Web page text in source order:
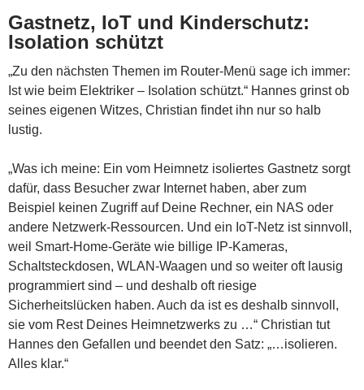
Gastnetz, IoT und Kinderschutz:
Isolation schützt
„Zu den nächsten Themen im Router-Menü sage ich immer:
Ist wie beim Elektriker – Isolation schützt.“ Hannes grinst ob
seines eigenen Witzes, Christian findet ihn nur so halb
lustig.
„Was ich meine: Ein vom Heimnetz isoliertes Gastnetz sorgt
dafür, dass Besucher zwar Internet haben, aber zum
Beispiel keinen Zugriff auf Deine Rechner, ein NAS oder
andere Netzwerk-Ressourcen. Und ein IoT-Netz ist sinnvoll,
weil Smart-Home-Geräte wie billige IP-Kameras,
Schaltsteckdosen, WLAN-Waagen und so weiter oft lausig
programmiert sind – und deshalb oft riesige
Sicherheitslücken haben. Auch da ist es deshalb sinnvoll,
sie vom Rest Deines Heimnetzwerks zu …“ Christian tut
Hannes den Gefallen und beendet den Satz: „…isolieren.
Alles klar.“